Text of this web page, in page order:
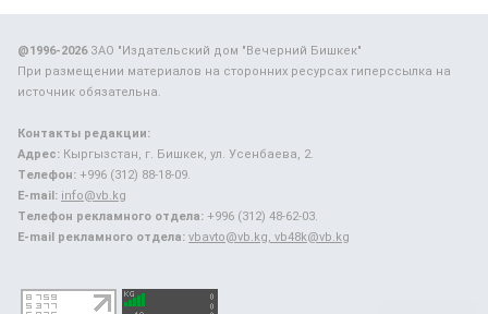
@1996-2026ЗАО "Издательский дом "Вечерний Бишкек"
При размещении материалов на сторонних ресурсах гиперссылка на
источник обязательна.
Контакты редакции:
Адрес: Кыргызстан, г. Бишкек, ул. Усенбаева, 2.
Телефон: +996 (312) 88-18-09.
E-mail: info@vb.kg
Телефон рекламного отдела: +996 (312) 48-62-03.
E-mail рекламного отдела: vbavto@vb.kg, vb48k@vb.kg